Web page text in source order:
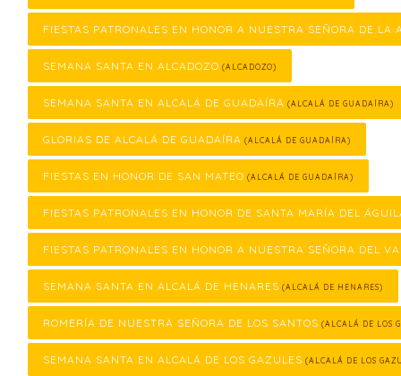
FIESTAS PATRONALES EN HONOR A NUESTRA SEÑORA DE LA
SEMANA SANTA EN ALCADOZO (ALCADOZO)
SEMANA SANTA EN ALCALÁ DE GUADAÍRA (ALCALÁ DE GUADAÍRA)
GLORIAS DE ALCALÁ DE GUADAÍRA (ALCALÁ DE GUADAÍRA)
FIESTAS EN HONOR DE SAN MATEO (ALCALÁ DE GUADAÍRA)
FIESTAS PATRONALES EN HONOR DE SANTA MARÍA DEL
FIESTAS PATRONALES EN HONOR A NUESTRA SEÑORA DEL
SEMANA SANTA EN ALCALÁ DE HENARES (ALCALÁ DE HENARES)
ROMERÍA DE NUESTRA SEÑORA DE LOS SANTOS (ALCALÁ DE LOS
SEMANA SANTA EN ALCALÁ DE LOS GAZULES (ALCALÁ DE LOS